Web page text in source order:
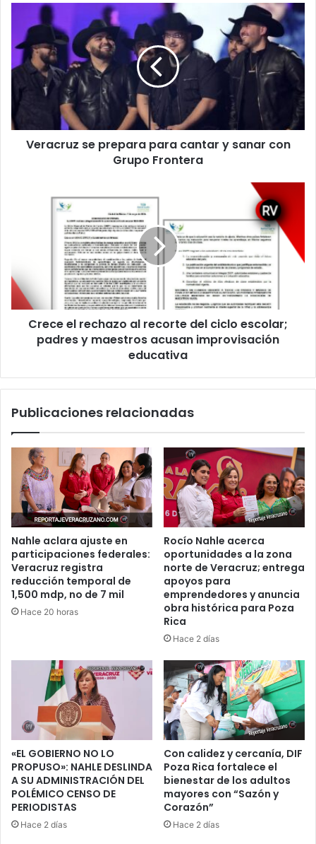
Veracruz
prepara
para
cantar
Grupo
Frontera
Veracruz se prepara para cantar y sanar con
Grupo Frontera
ciclo
escolar;
padres
maestros
educativa
Crece el rechazo al recorte del ciclo escolar;
padres y maestros acusan improvisación
educativa
Publicaciones relacionadas
Nahle aclara ajuste en
participaciones federales:
Veracruz registra
reducción temporal de
1,500 mdp, no de 7 mil
Hace 20 horas
Rocío Nahle acerca
oportunidades a la zona
norte de Veracruz; entrega
apoyos para
emprendedores y anuncia
obra histórica para Poza
Rica
Hace 2 días
«EL GOBIERNO NO LO
PROPUSO»: NAHLE DESLINDA
A SU ADMINISTRACIÓN DEL
POLÉMICO CENSO DE
PERIODISTAS
Hace 2 días
Con calidez y cercanía, DIF
Poza Rica fortalece el
bienestar de los adultos
mayores con “Sazón y
Corazón”
Hace 2 días